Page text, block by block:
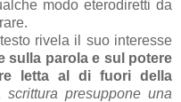
modo eterodiretti da
rivela il suo interesse
sulla parola e sul potere
letta al di fuori della
scrittura presuppone una